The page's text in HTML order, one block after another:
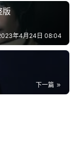
版
年4月24日 08:04
下一篇